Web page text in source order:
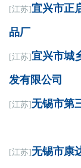
[江苏]宜兴市正
品厂
[江苏]宜兴市城
发有限公司
[江苏]无锡市第
[江苏]无锡市康